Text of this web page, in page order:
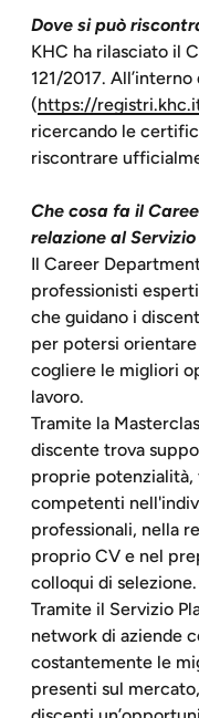
Dove si può
KHC ha rilasciato il
121/2017.
(https://
ricercando le
riscontrare
Che cosa fa il
relazione al
Il Career
professionisti
che guidano i
per potersi
cogliere le migliori
lavoro.
Tramite la
discente trova
proprie potenzialità,
competenti
professionali, nella
proprio CV e nel
colloqui di selezione.
Tramite il Servizio
network di aziende
costantemente le
presenti sul